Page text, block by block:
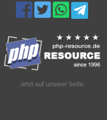
Jetzt auf unserer Seite: